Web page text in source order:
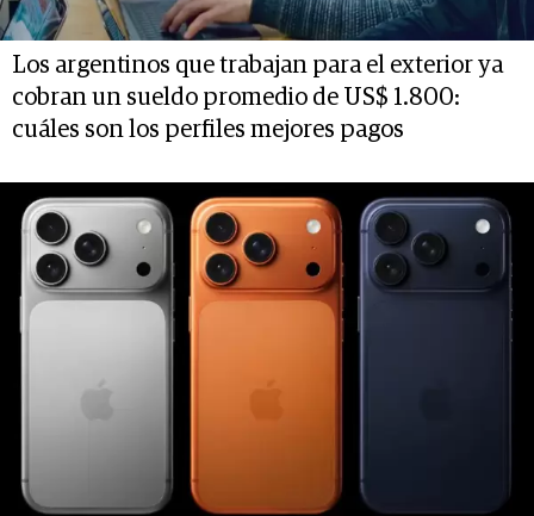
Los argentinos que trabajan para el exterior ya
cobran un sueldo promedio de US$ 1.800:
cuáles son los perfiles mejores pagos